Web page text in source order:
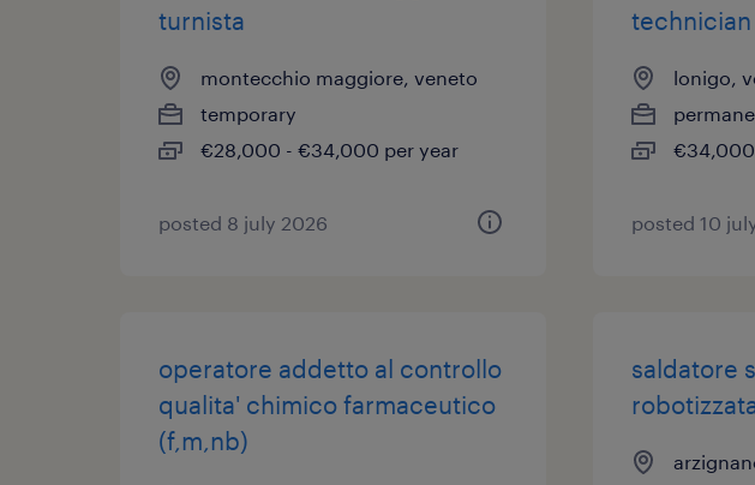
turnista
montecchio maggiore, veneto
temporary
€28,000 - €34,000 per year
posted 8 july 2026
technician
lonigo,
posted 10
operatore addetto al controllo
qualita' chimico farmaceutico
(f,m,nb)
saldatore